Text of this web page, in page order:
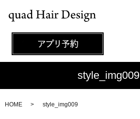
style_img009
HOME style_img009